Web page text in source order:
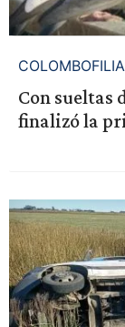
COLOMBOFILIA
Con sueltas
finalizó la